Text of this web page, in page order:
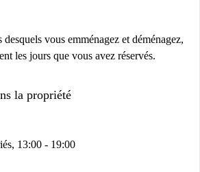
vous emménagez et déménagez,
les jours que vous avez réservés.
la propriété
13:00 - 19:00